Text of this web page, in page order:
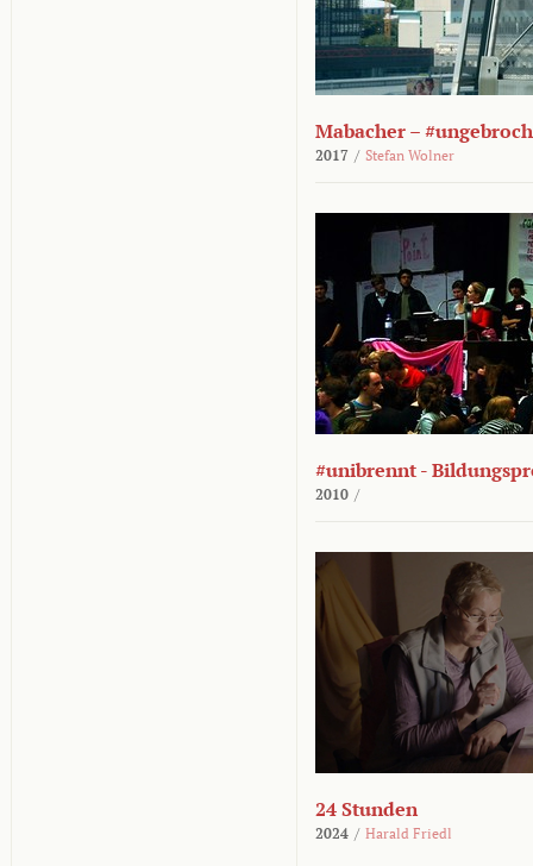
Mabacher –
2017 / Stefan Wolner
#unibrennt -
2010 /
24 Stunden
2024 / Harald Friedl